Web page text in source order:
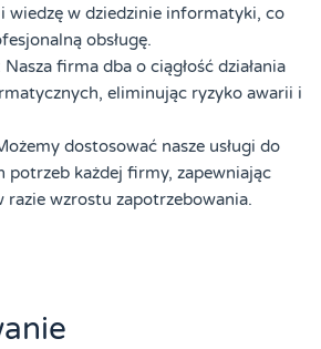
wiedzę w dziedzinie informatyki, co
obsługę.
Nasza firma dba o ciągłość działania
eliminując ryzyko awarii i
dostosować nasze usługi do
potrzeb każdej firmy, zapewniając
razie wzrostu zapotrzebowania.